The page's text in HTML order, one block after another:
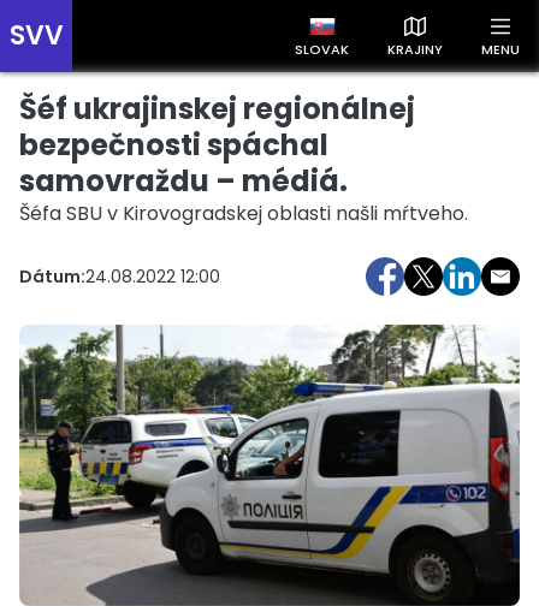
SVV SLOVAK KRAJINY MENU
Prehľad správ podľa krajín
Zobrazte si správy rozdelené podľa krajín a získajte rýchly
prehľad o dianí vo svete.
Slovensko Maďarsko
Šéf ukrajinskej regionálnej
bezpečnosti spáchal
samovraždu – médiá.
Šéfa SBU v Kirovogradskej oblasti našli mŕtveho.
Dátum:24.08.2022 12:00